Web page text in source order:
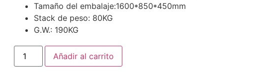
Tamaño del embalaje:1600*850*450mm
Stack de peso: 80KG
G.W.: 190KG
Añadir al carrito